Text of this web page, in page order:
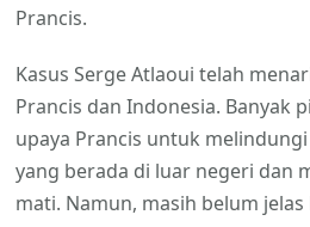
Prancis.
Kasus Serge Atlaoui telah
Prancis dan Indonesia. Banyak
upaya Prancis untuk
yang berada di luar negeri dan
mati. Namun, masih belum